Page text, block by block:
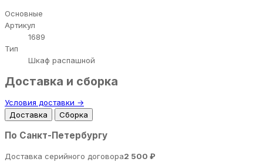
Основные
Артикул
1689
Тип
Шкаф распашной
Доставка и сборка
Условия доставки →
Доставка
Сборка
По Санкт-Петербургу
Доставка серийного договора2 500 ₽